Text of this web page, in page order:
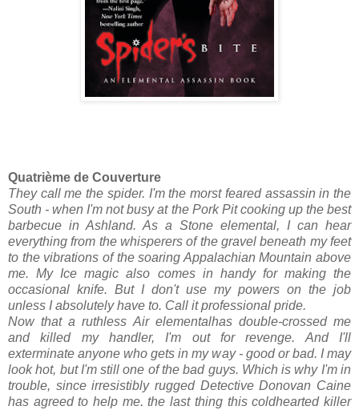
Quatrième de Couverture
They call me the spider. I'm the morst feared assassin in the
South - when I'm not busy at the Pork Pit cooking up the best
barbecue in Ashland. As a Stone elemental, I can hear
everything from the whisperers of the gravel beneath my feet
to the vibrations of the soaring Appalachian Mountain above
me. My Ice magic also comes in handy for making the
occasional knife. But I don't use my powers on the job
unless I absolutely have to. Call it professional pride.
Now that a ruthless Air elementalhas double-crossed me
and killed my handler, I'm out for revenge. And I'll
exterminate anyone who gets in my way - good or bad. I may
look hot, but I'm still one of the bad guys. Which is why I'm in
trouble, since irresistibly rugged Detective Donovan Caine
has agreed to help me. the last thing this coldhearted killer